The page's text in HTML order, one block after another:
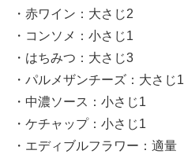
・赤ワイン：大さじ2
・コンソメ：小さじ1
・はちみつ：大さじ3
・パルメザンチーズ：大さじ1
・中濃ソース：小さじ1
・ケチャップ：小さじ1
・エディブルフラワー：適量